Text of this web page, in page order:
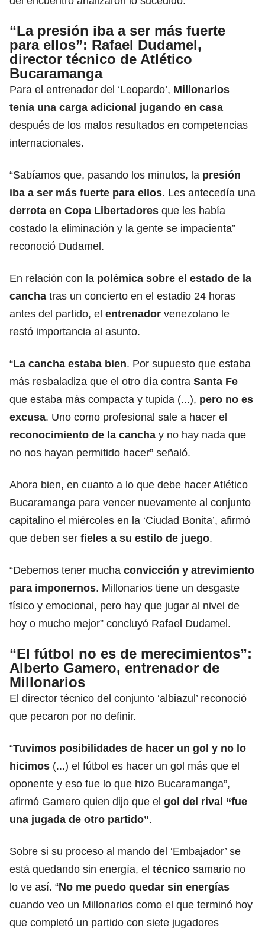
“La presión iba a ser más fuerte
para ellos”: Rafael Dudamel,
director técnico de Atlético
Bucaramanga
Para el entrenador del ‘Leopardo’, Millonarios
tenía una carga adicional jugando en casa
después de los malos resultados en competencias
internacionales.
“Sabíamos que, pasando los minutos, la presión
iba a ser más fuerte para ellos. Les antecedía una
derrota en Copa Libertadores que les había
costado la eliminación y la gente se impacienta”
reconoció Dudamel.
En relación con la polémica sobre el estado de la
cancha tras un concierto en el estadio 24 horas
antes del partido, el entrenador venezolano le
restó importancia al asunto.
“La cancha estaba bien. Por supuesto que estaba
más resbaladiza que el otro día contra Santa Fe
que estaba más compacta y tupida (...), pero no es
excusa. Uno como profesional sale a hacer el
reconocimiento de la cancha y no hay nada que
no nos hayan permitido hacer” señaló.
Ahora bien, en cuanto a lo que debe hacer Atlético
Bucaramanga para vencer nuevamente al conjunto
capitalino el miércoles en la ‘Ciudad Bonita’, afirmó
que deben ser fieles a su estilo de juego.
“Debemos tener mucha convicción y atrevimiento
para imponernos. Millonarios tiene un desgaste
físico y emocional, pero hay que jugar al nivel de
hoy o mucho mejor” concluyó Rafael Dudamel.
“El fútbol no es de merecimientos”:
Alberto Gamero, entrenador de
Millonarios
El director técnico del conjunto ‘albiazul’ reconoció
que pecaron por no definir.
“Tuvimos posibilidades de hacer un gol y no lo
hicimos (...) el fútbol es hacer un gol más que el
oponente y eso fue lo que hizo Bucaramanga”,
afirmó Gamero quien dijo que el gol del rival “fue
una jugada de otro partido”.
Sobre si su proceso al mando del ‘Embajador’ se
está quedando sin energía, el técnico samario no
lo ve así. “No me puedo quedar sin energías
cuando veo un Millonarios como el que terminó hoy
que completó un partido con siete jugadores